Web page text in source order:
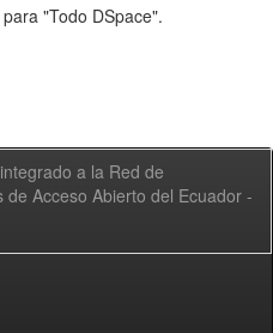
"Todo DSpace".
a la Red de
de Acceso Abierto del Ecuador -